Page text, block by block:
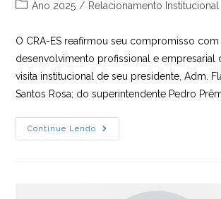
Categoria
post:
Ano 2025 / Relacionamento Institucional
O CRA-ES reafirmou seu compromisso com
desenvolvimento profissional e empresarial
visita institucional de seu presidente, Adm.
Santos Rosa; do superintendente Pedro
Continue Lendo
CRA-
ES